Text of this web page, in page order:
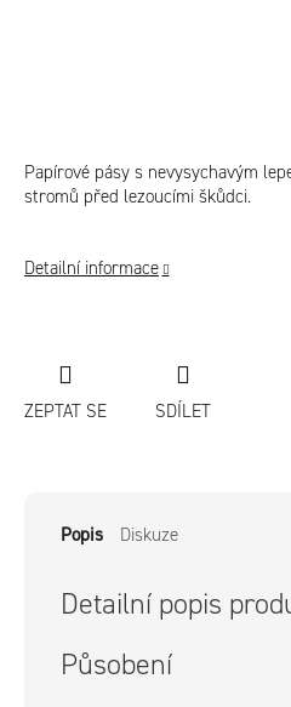
Papírové pásy s nevysychavým
stromů před lezoucími škůdci.
Detailní informace
ZEPTAT SE SDÍLET
Popis Diskuze
Detailní popis
Působení